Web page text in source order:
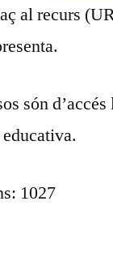
al recurs
són
1027